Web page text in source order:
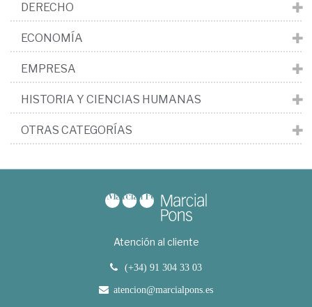
DERECHO
ECONOMÍA
EMPRESA
HISTORIA Y CIENCIAS HUMANAS
OTRAS CATEGORÍAS
Atención al cliente
(+34) 91 304 33 03
atencion@marcialpons.es